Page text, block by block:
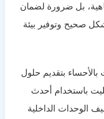
بل ضرورة لضمان
صحيح وتوفير بيئة
بتقديم حلول
باستخدام أحدث
الوحدات الداخلية